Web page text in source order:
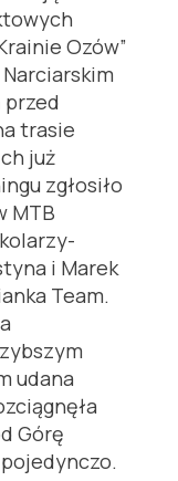
Ozów”
przed
trasie
już
zgłosiło
MTB
i Marek
Team.
udana
Górę